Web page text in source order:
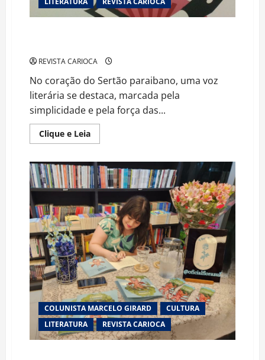
REVISTA CARIOCA
No coração do Sertão paraibano, uma voz
literária se destaca, marcada pela
simplicidade e pela força das...
Clique e LeiaRead
more
Sá
Paraíba:
Uma
Jornada
Literária
do
Sertão
Bienal
de
São
Paulo
COLUNISTA MARCELO GIRARD
CULTURA
LITERATURA
REVISTA CARIOCA